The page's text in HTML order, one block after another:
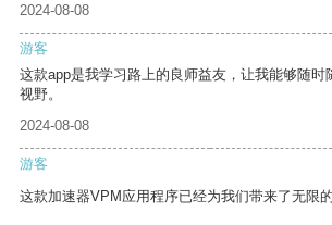
2024-08-08
游客
这款app是我学习路上的良师益友，让我能够随时
视野。
2024-08-08
游客
这款加速器VPM应用程序已经为我们带来了无限的